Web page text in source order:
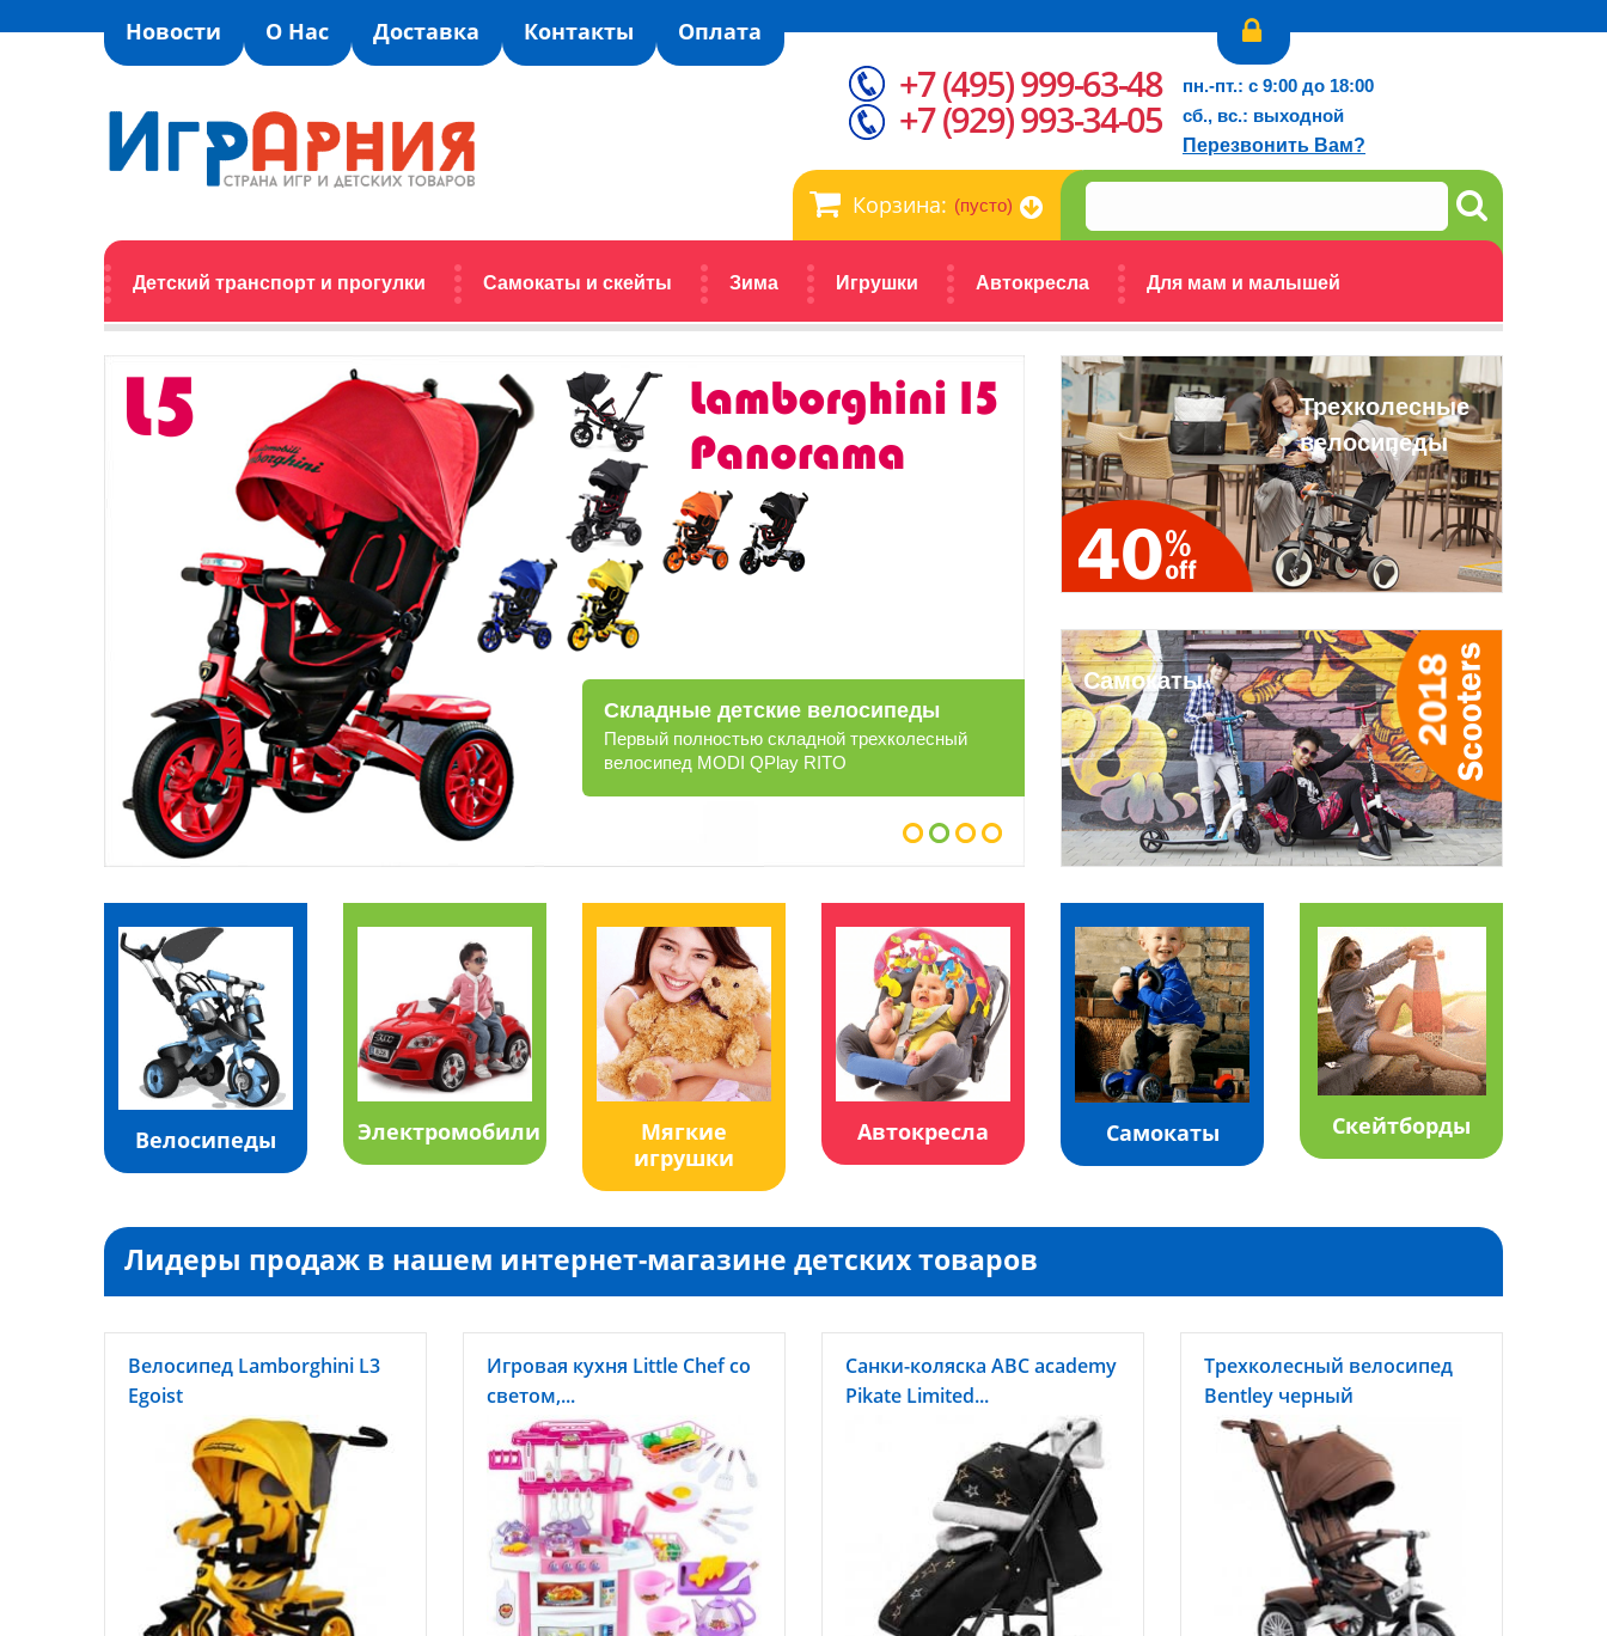
Новости О Нас Доставка Контакты Оплата
Корзина: (пусто)
Детский транспорт и прогулки Самокаты и скейты Зима Игрушки Автокресла Для мам и малышей
+7 (495) 999-63-48
+7 (929) 993-34-05
пн.-пт.: с 9:00 до 18:00
сб., вс.: выходной
Перезвонить Вам?
Складные детские велосипеды
Первый полностью складной трехколесный
велосипед MODI QPlay RITO
Трехколесные
велосипеды
Самокаты
Велосипеды Электромобили
Мягкие
игрушки
Автокресла Самокаты Скейтборды
Лидеры продаж в нашем интернет-магазине детских товаров
Велосипед Lamborghini L3
Egoist
Игровая кухня Little Chef со
светом,...
Санки-коляска ABC academy
Pikate Limited...
Трехколесный велосипед
Bentley черный